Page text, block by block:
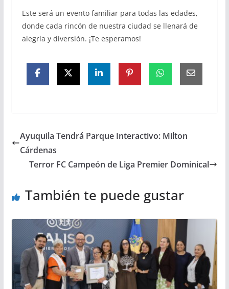
Este será un evento familiar para todas las edades,
donde cada rincón de nuestra ciudad se llenará de
alegría y diversión. ¡Te esperamos!
Ayuquila Tendrá Parque Interactivo: Milton
Cárdenas
Terror FC Campeón de Liga Premier Dominical
También te puede gustar